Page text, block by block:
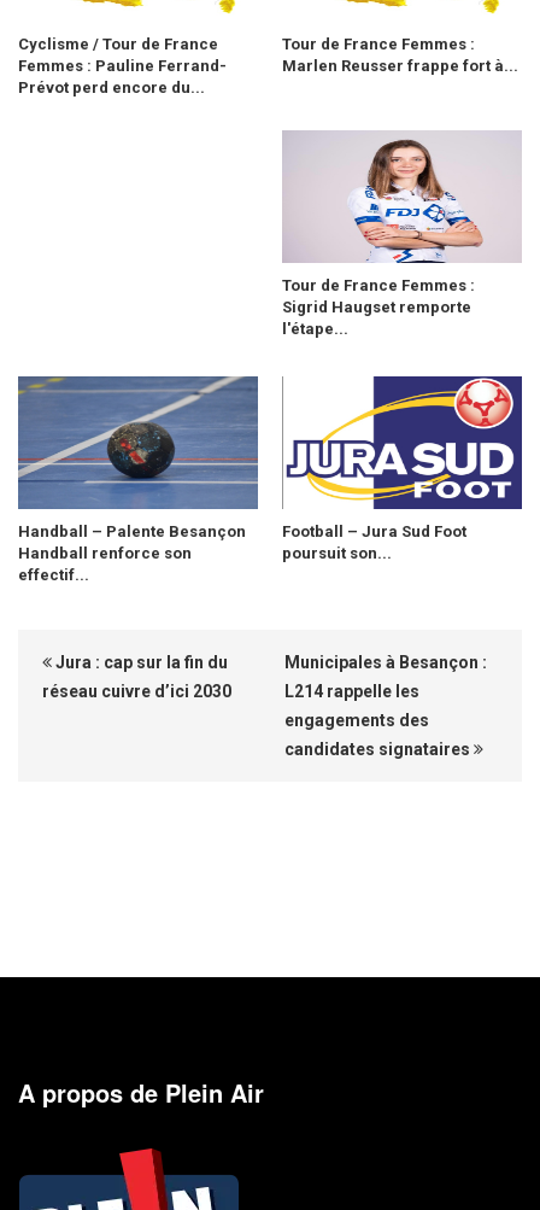
Cyclisme / Tour de France
Femmes : Pauline Ferrand-
Prévot perd encore du...
Tour de France Femmes :
Marlen Reusser frappe fort à...
Tour de France Femmes :
Sigrid Haugset remporte
l'étape...
Handball – Palente Besançon
Handball renforce son
effectif...
Football – Jura Sud Foot
poursuit son...
Jura : cap sur la fin du
réseau cuivre d’ici 2030
Municipales à Besançon :
L214 rappelle les
engagements des
candidates signataires
A propos de Plein Air